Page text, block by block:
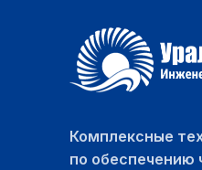
Комплексные
по обеспечению